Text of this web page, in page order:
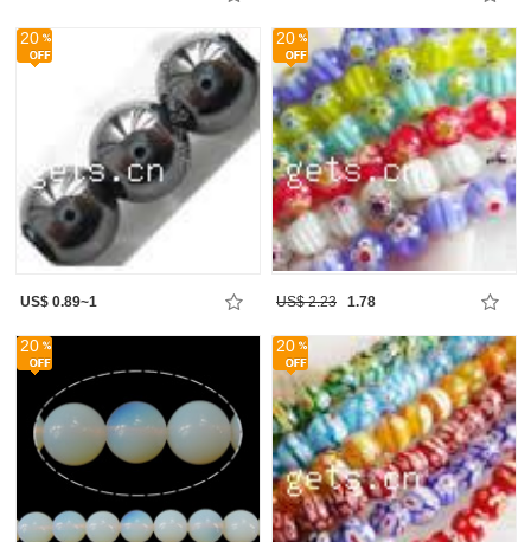
20
US$ 0.89~1
20
US$ 2.23 1.78
20 20